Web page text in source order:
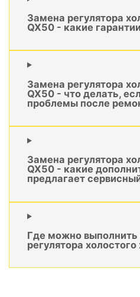
Замена регулятора
QX50 - какие
Замена регулятора
QX50 - что делать,
проблемы после
Замена регулятора
QX50 - какие
предлагает
Где можно
регулятора